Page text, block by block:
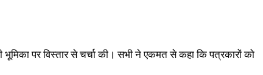
पर विस्तार से चर्चा की। सभी ने एकमत से कहा कि पत्रकारों को